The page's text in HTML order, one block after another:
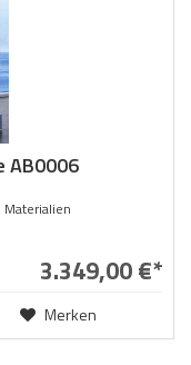
AB0006
Materialien
3.349,00 €*
Merken